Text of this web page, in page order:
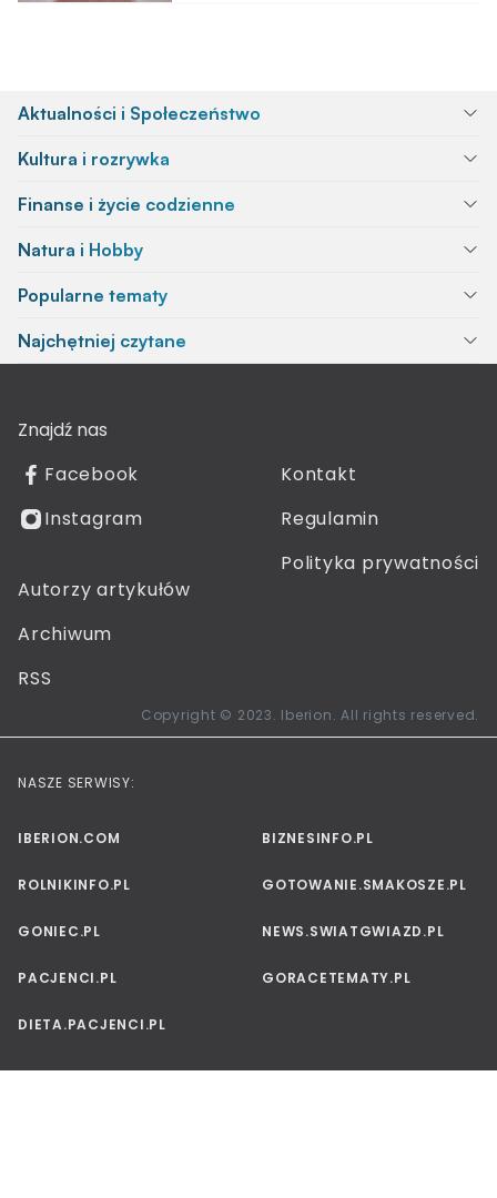
Aktualności i Społeczeństwo
Kultura i rozrywka
Finanse i życie codzienne
Natura i Hobby
Popularne tematy
Najchętniej czytane
Znajdź nas
Facebook
Instagram
Kontakt
Regulamin
Polityka prywatności
Autorzy artykułów
Archiwum
RSS
Copyright © 2023. Iberion. All rights reserved.
NASZE SERWISY:
IBERION.COM BIZNESINFO.PL
ROLNIKINFO.PL GOTOWANIE.SMAKOSZE.PL
GONIEC.PL NEWS.SWIATGWIAZD.PL
PACJENCI.PL GORACETEMATY.PL
DIETA.PACJENCI.PL